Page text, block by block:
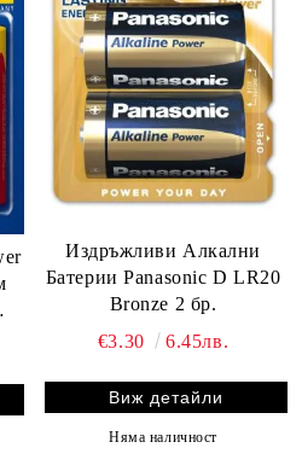
Издръжливи Алкални
Батерии Panasonic D LR20
Bronze 2 бр.
€3.30
6.45лв.
Виж детайли
Няма наличност